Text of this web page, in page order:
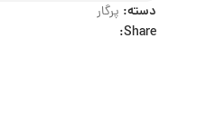
دسته: پرگار
Share: